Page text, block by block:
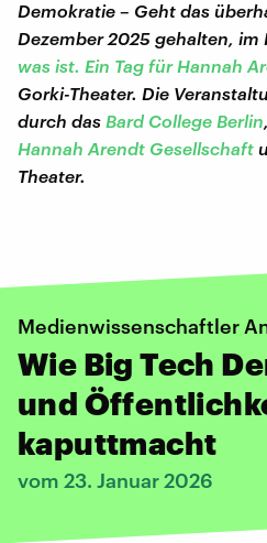
Demokratie – Geht das
Dezember 2025 gehalten, im
was ist. Ein Tag für Hannah
Gorki-Theater. Die
durch das Bard College Berlin
Hannah Arendt Gesellschaft
Theater.
Medienwissenschaftler
Wie Big Tech
und
kaputtmacht
vom 23. Januar 2026